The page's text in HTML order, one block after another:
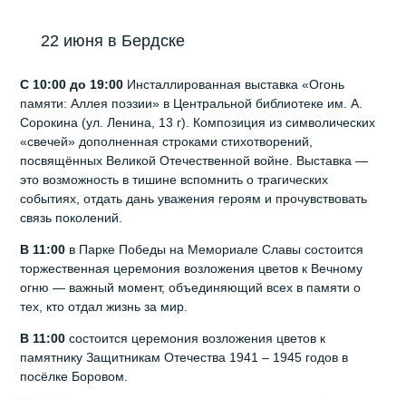
22 июня в Бердске
С 10:00 до 19:00 Инсталлированная выставка «Огонь
памяти: Аллея поэзии» в Центральной библиотеке им. А.
Сорокина (ул. Ленина, 13 г). Композиция из символических
«свечей» дополненная строками стихотворений,
посвящённых Великой Отечественной войне. Выставка —
это возможность в тишине вспомнить о трагических
событиях, отдать дань уважения героям и прочувствовать
связь поколений.
В 11:00 в Парке Победы на Мемориале Славы состоится
торжественная церемония возложения цветов к Вечному
огню — важный момент, объединяющий всех в памяти о
тех, кто отдал жизнь за мир.
В 11:00 состоится церемония возложения цветов к
памятнику Защитникам Отечества 1941 – 1945 годов в
посёлке Боровом.